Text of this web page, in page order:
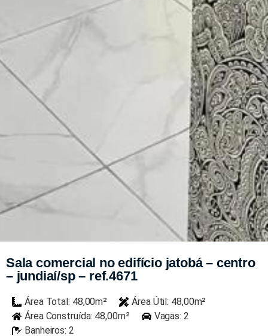
Sala comercial no edifício jatobá – centro
– jundiaí/sp – ref.4671
Área Total: 48,00m²
Área Útil: 48,00m²
Área Construída: 48,00m²
Vagas: 2
Banheiros: 2